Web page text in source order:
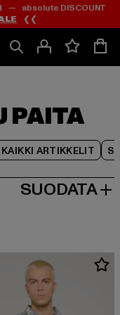
— absolute DISCOUNT
❮❮
PAITA
KAIKKI ARTIKKELIT
SUODATA